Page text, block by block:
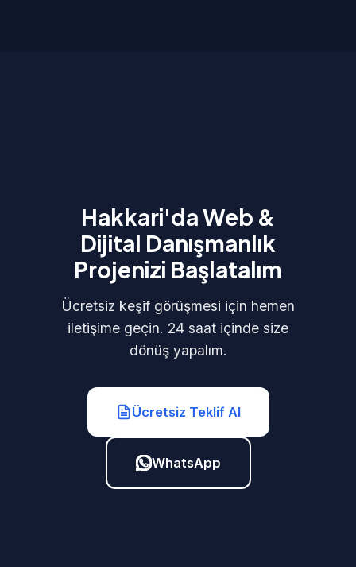
Hakkari'da Web &
Dijital Danışmanlık
Projenizi Başlatalım
Ücretsiz keşif görüşmesi için hemen
iletişime geçin. 24 saat içinde size
dönüş yapalım.
Ücretsiz Teklif Al
WhatsApp